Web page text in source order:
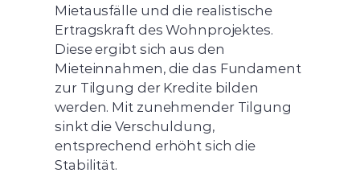
Mietausfälle und die realistische
Ertragskraft des Wohnprojektes.
Diese ergibt sich aus den
Mieteinnahmen, die das Fundament
zur Tilgung der Kredite bilden
werden. Mit zunehmender Tilgung
sinkt die Verschuldung,
entsprechend erhöht sich die
Stabilität.